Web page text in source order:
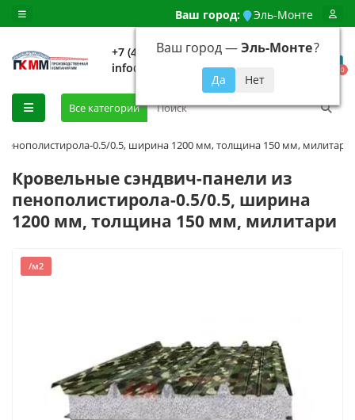
Ваш город: Эль-Монте
Ваш город —Эль-Монте?
+7 (499) 648-92-94
info@evroshtaketnikmoskva.ru
0
Все категории
0.5/0.5, ширина 1200 мм, толщина 150 мм, милитари
Кровельные сэндвич-панели из
пенополистирола-0.5/0.5, ширина
1200 мм, толщина 150 мм, милитари
/м2